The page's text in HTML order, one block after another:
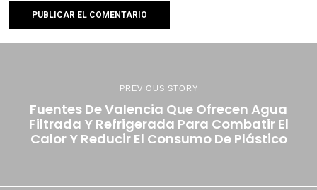
PREVIOUS STORY
Fuentes De Valencia Que Ofrecen Agua
Filtrada Y Refrigerada Para Combatir El
Calor Y Reducir El Consumo De Plástico